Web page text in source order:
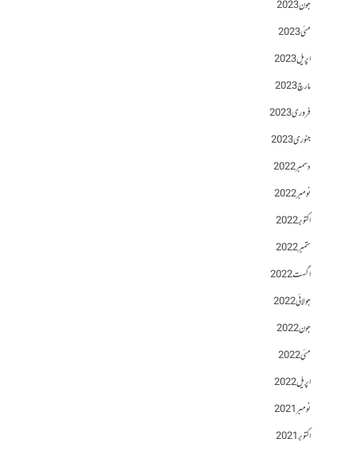
جون 2023
مئی 2023
اپریل 2023
مارچ 2023
فروری 2023
جنوری 2023
دسمبر 2022
نومبر 2022
اکتوبر 2022
ستمبر 2022
اگست 2022
جولائی 2022
جون 2022
مئی 2022
اپریل 2022
نومبر 2021
اکتوبر 2021